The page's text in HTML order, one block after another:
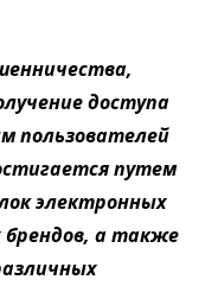
доступа
пользователей
путем
электронных
а также